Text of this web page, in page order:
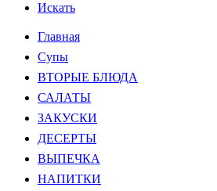
Искать
Главная
Супы
ВТОРЫЕ БЛЮДА
САЛАТЫ
ЗАКУСКИ
ДЕСЕРТЫ
ВЫПЕЧКА
НАПИТКИ